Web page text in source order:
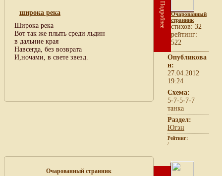
широка река
Широка река
Вот так же плыть среди льдин
в дальние края
Навсегда, без возврата
И,ночами, в свете звезд.
Подробнее
Очарованный
странник
cтихов: 32
рейтинг:
522
Опубликова
н:
27.04.2012
19:24
Схема:
5-7-5-7-7
танка
Раздел:
Югэн
Рейтинг:
/
Очарованный странник